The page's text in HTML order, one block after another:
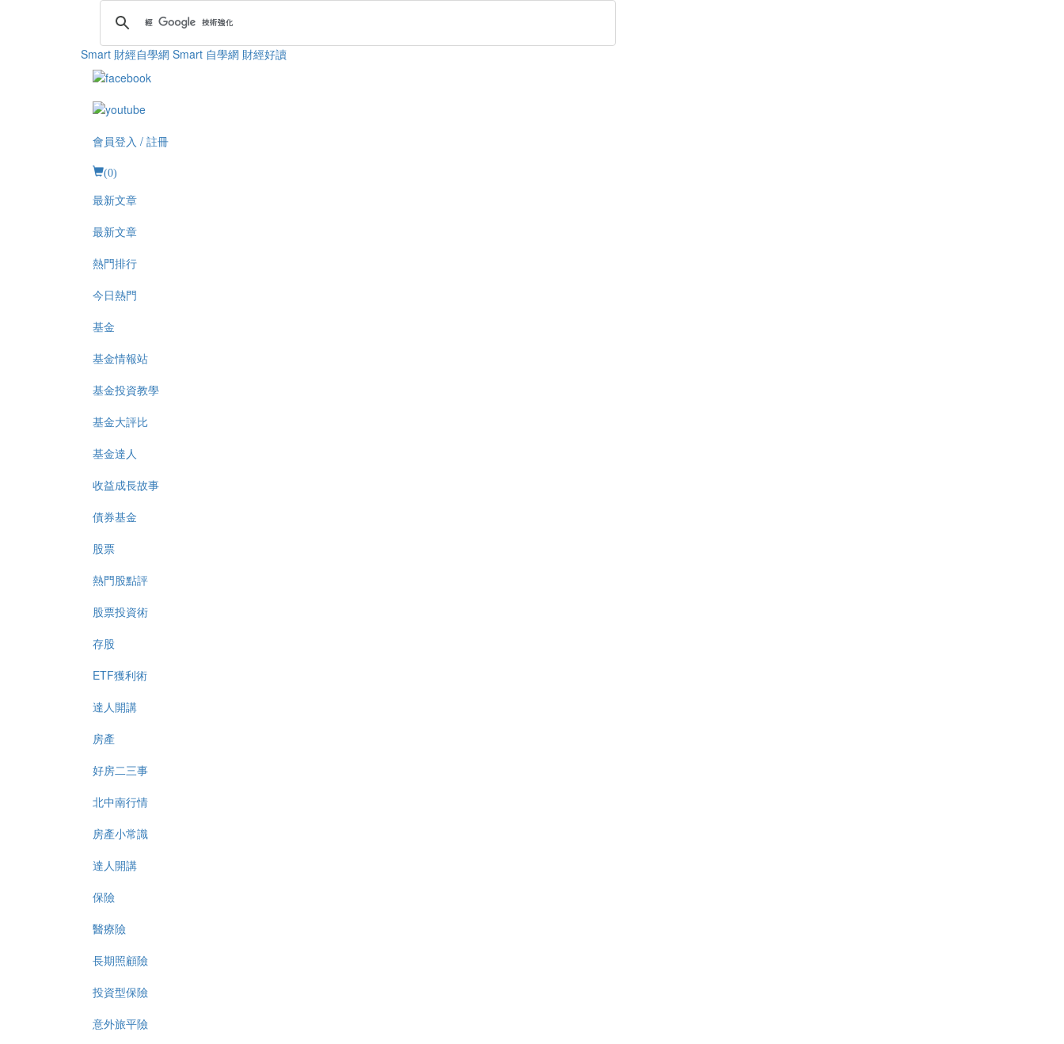
Smart 財經自學網 Smart 自學網 財經好讀
會員登入 / 註冊
(0)
最新文章
最新文章
熱門排行
今日熱門
基金
基金情報站
基金投資教學
基金大評比
基金達人
收益成長故事
債券基金
股票
熱門股點評
股票投資術
存股
ETF獲利術
達人開講
房產
好房二三事
北中南行情
房產小常識
達人開講
保險
醫療險
長期照顧險
投資型保險
意外旅平險